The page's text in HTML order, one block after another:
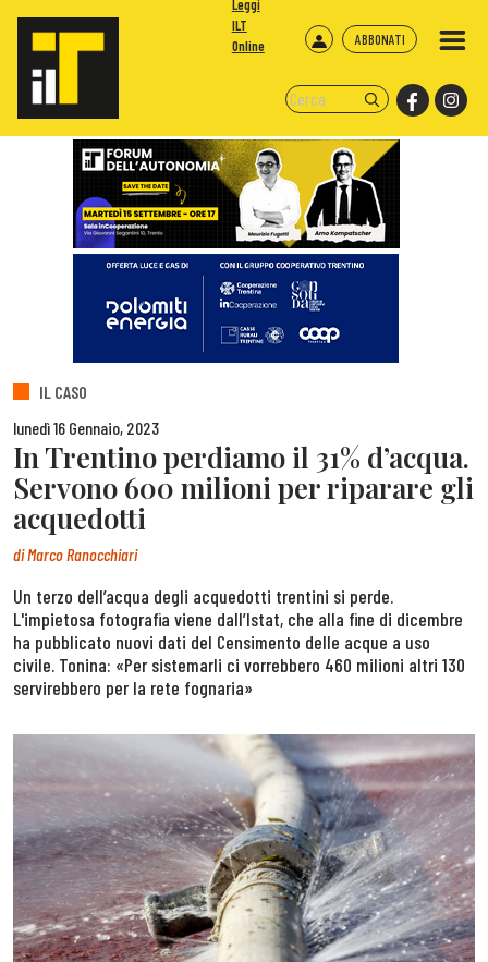
ABBONATI
Leggi
ILT
Online
IL CASO
lunedì 16 Gennaio, 2023
In Trentino perdiamo il 31% d’acqua.
Servono 600 milioni per riparare gli
acquedotti
diMarco Ranocchiari
Un terzo dell’acqua degli acquedotti trentini si perde.
L'impietosa fotografia viene dall’Istat, che alla fine di dicembre
ha pubblicato nuovi dati del Censimento delle acque a uso
civile. Tonina: «Per sistemarli ci vorrebbero 460 milioni altri 130
servirebbero per la rete fognaria»